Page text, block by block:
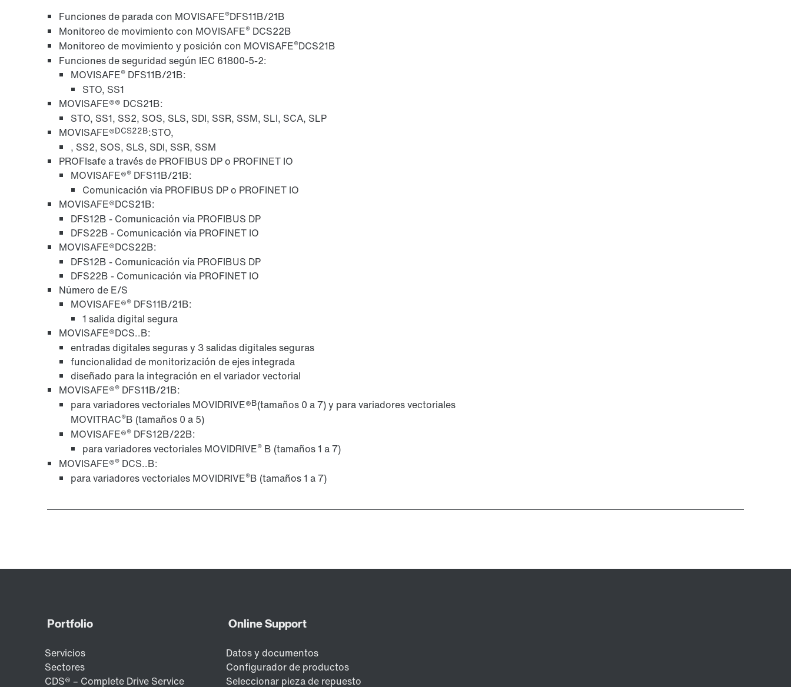
Funciones de parada con MOVISAFE®DFS11B/21B
Monitoreo de movimiento con MOVISAFE® DCS22B
Monitoreo de movimiento y posición con MOVISAFE®DCS21B
Funciones de seguridad según IEC 61800-5-2:
MOVISAFE® DFS11B/21B:
STO, SS1
MOVISAFE®® DCS21B:
STO, SS1, SS2, SOS, SLS, SDI, SSR, SSM, SLI, SCA, SLP
MOVISAFE®DCS22B:STO,
, SS2, SOS, SLS, SDI, SSR, SSM
PROFIsafe a través de PROFIBUS DP o PROFINET IO
MOVISAFE®® DFS11B/21B:
Comunicación vía PROFIBUS DP o PROFINET IO
MOVISAFE®DCS21B:
DFS12B - Comunicación vía PROFIBUS DP
DFS22B - Comunicación vía PROFINET IO
MOVISAFE®DCS22B:
DFS12B - Comunicación vía PROFIBUS DP
DFS22B - Comunicación vía PROFINET IO
Número de E/S
MOVISAFE®® DFS11B/21B:
1 salida digital segura
MOVISAFE®DCS..B:
entradas digitales seguras y 3 salidas digitales seguras
funcionalidad de monitorización de ejes integrada
diseñado para la integración en el variador vectorial
MOVISAFE®® DFS11B/21B:
para variadores vectoriales MOVIDRIVE®B(tamaños 0 a 7) y para variadores vectoriales
MOVITRAC®B (tamaños 0 a 5)
MOVISAFE®® DFS12B/22B:
para variadores vectoriales MOVIDRIVE® B (tamaños 1 a 7)
MOVISAFE®® DCS..B:
para variadores vectoriales MOVIDRIVE®B (tamaños 1 a 7)